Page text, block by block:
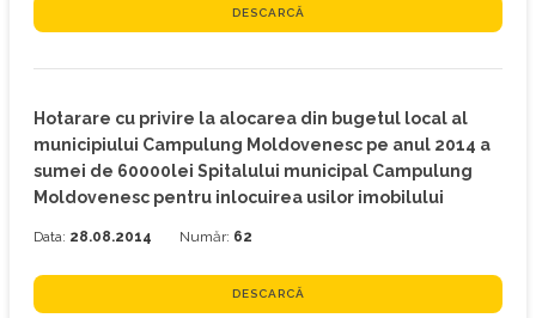
DESCARCĂ
Hotarare cu privire la alocarea din bugetul local al
municipiului Campulung Moldovenesc pe anul 2014 a
sumei de 60000lei Spitalului municipal Campulung
Moldovenesc pentru inlocuirea usilor imobilului
Data: 28.08.2014 Număr: 62
DESCARCĂ